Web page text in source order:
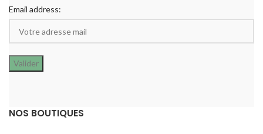
Email address:
NOS BOUTIQUES